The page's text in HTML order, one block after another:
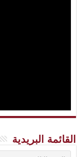
القائمة البريدية